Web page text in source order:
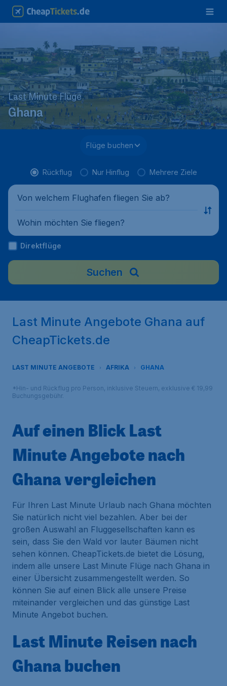
Last Minute Flüge
Ghana
Flüge buchen
Rückflug Nur Hinflug Mehrere Ziele
Von welchem Flughafen fliegen Sie ab?
Wohin möchten Sie fliegen?
Direktflüge
Suchen
Last Minute Angebote Ghana auf
CheapTickets.de
LAST MINUTE ANGEBOTE AFRIKA GHANA
*Hin- und Rückflug pro Person, inklusive Steuern, exklusive € 19,99
Buchungsgebühr.
Auf einen Blick Last
Minute Angebote nach
Ghana vergleichen
Für Ihren Last Minute Urlaub nach Ghana möchten
Sie natürlich nicht viel bezahlen. Aber bei der
großen Auswahl an Fluggesellschaften kann es
sein, dass Sie den Wald vor lauter Bäumen nicht
sehen können. CheapTickets.de bietet die Lösung,
indem alle unsere Last Minute Flüge nach Ghana in
einer Übersicht zusammengestellt werden. So
können Sie auf einen Blick alle unsere Preise
miteinander vergleichen und das günstige Last
Minute Angebot buchen.
Last Minute Reisen nach
Ghana buchen